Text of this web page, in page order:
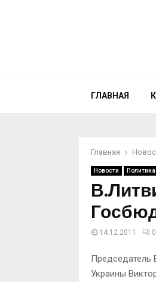
ГЛАВНАЯ
Главная
Новости Политика
14.12.2011 0
Председатель
Украины